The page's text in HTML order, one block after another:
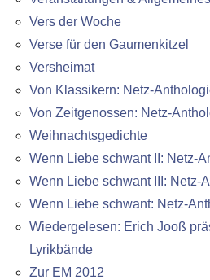
Vers der Woche
Verse für den Gaumenkitzel
Versheimat
Von Klassikern: Netz-
Von Zeitgenossen: Netz-
Weihnachtsgedichte
Wenn Liebe schwant II: Netz-
Wenn Liebe schwant III: Netz-
Wenn Liebe schwant: Netz-
Wiedergelesen: Erich Jooß
Lyrikbände
Zur EM 2012